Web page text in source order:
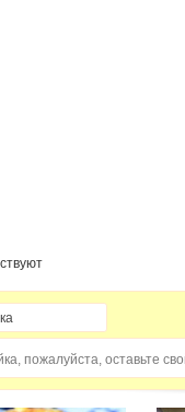
пожалуйста, оставьте